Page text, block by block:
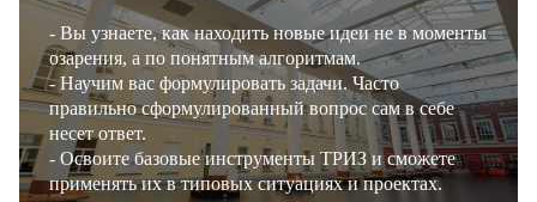
- Вы узнаете, как находить новые идеи не в моменты
озарения, а по понятным алгоритмам.
- Научим вас формулировать задачи. Часто
правильно сформулированный вопрос сам в себе
несет ответ.
- Освоите базовые инструменты ТРИЗ и сможете
применять их в типовых ситуациях и проектах.